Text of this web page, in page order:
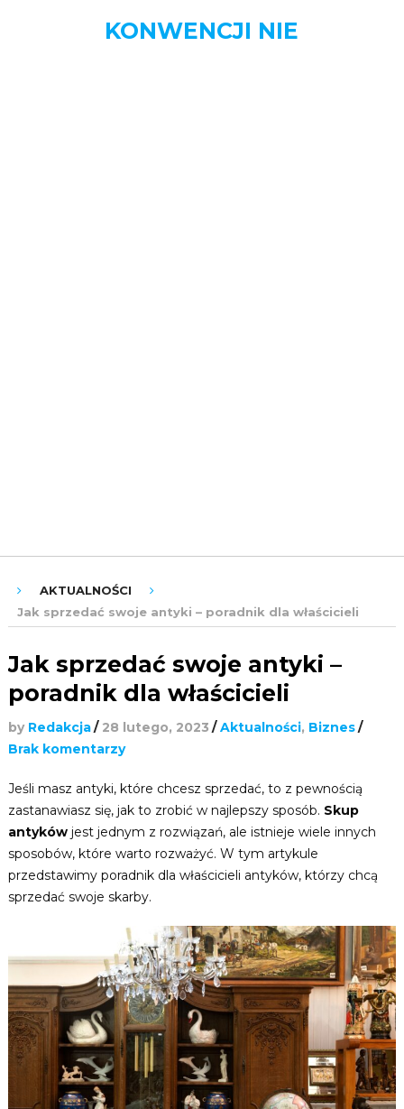
KONWENCJI NIE
AKTUALNOŚCI
Jak sprzedać swoje antyki – poradnik dla właścicieli
Jak sprzedać swoje antyki –
poradnik dla właścicieli
by Redakcja/ 28 lutego, 2023 / Aktualności, Biznes/
Brak komentarzy
Jeśli masz antyki, które chcesz sprzedać, to z pewnością
zastanawiasz się, jak to zrobić w najlepszy sposób. Skup
antykówjest jednym z rozwiązań, ale istnieje wiele innych
sposobów, które warto rozważyć. W tym artykule
przedstawimy poradnik dla właścicieli antyków, którzy chcą
sprzedać swoje skarby.